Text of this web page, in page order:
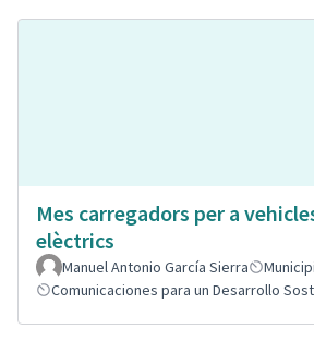
Mes carregadors per a
elèctrics
Manuel Antonio García Sierra
Comunicaciones para un Desarrollo